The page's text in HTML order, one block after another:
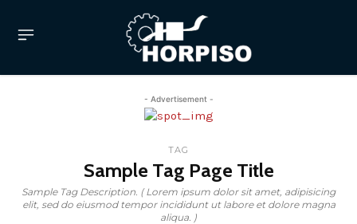
- Advertisement -
TAG
Sample Tag Page Title
Sample Tag Description. ( Lorem ipsum dolor sit amet, adipisicing
elit, sed do eiusmod tempor incididunt ut labore et dolore magna
aliqua. )